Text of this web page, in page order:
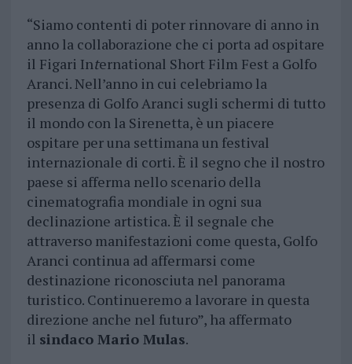
“Siamo contenti di poter rinnovare di anno in
anno la collaborazione che ci porta ad ospitare
il Figari International Short Film Fest a Golfo
Aranci. Nell’anno in cui celebriamo la
presenza di Golfo Aranci sugli schermi di tutto
il mondo con la Sirenetta, è un piacere
ospitare per una settimana un festival
internazionale di corti. È il segno che il nostro
paese si afferma nello scenario della
cinematografia mondiale in ogni sua
declinazione artistica. È il segnale che
attraverso manifestazioni come questa, Golfo
Aranci continua ad affermarsi come
destinazione riconosciuta nel panorama
turistico. Continueremo a lavorare in questa
direzione anche nel futuro”, ha affermato
il sindaco Mario Mulas.